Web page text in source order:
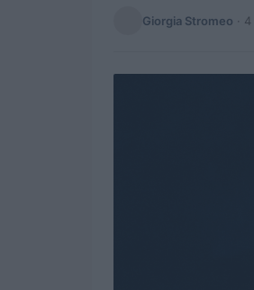
Giorgia Stromeo ·